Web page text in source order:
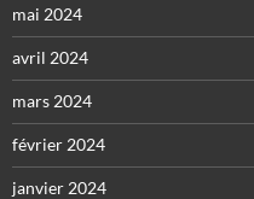
mai 2024
avril 2024
mars 2024
février 2024
janvier 2024